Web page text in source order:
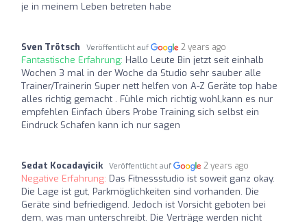
je in meinem Leben betreten habe
Sven Trötsch Veröffentlicht auf 2 years ago
Fantastische Erfahrung: Hallo Leute Bin jetzt seit einhalb
Wochen 3 mal in der Woche da Studio sehr sauber alle
Trainer/Trainerin Super nett helfen von A-Z Geräte top habe
alles richtig gemacht . Fühle mich richtig wohl,kann es nur
empfehlen Einfach übers Probe Training sich selbst ein
Eindruck Schafen kann ich nur sagen
Sedat Kocadayicik Veröffentlicht auf 2 years ago
Negative Erfahrung: Das Fitnessstudio ist soweit ganz okay.
Die Lage ist gut, Parkmöglichkeiten sind vorhanden. Die
Geräte sind befriedigend. Jedoch ist Vorsicht geboten bei
dem, was man unterschreibt. Die Verträge werden nicht